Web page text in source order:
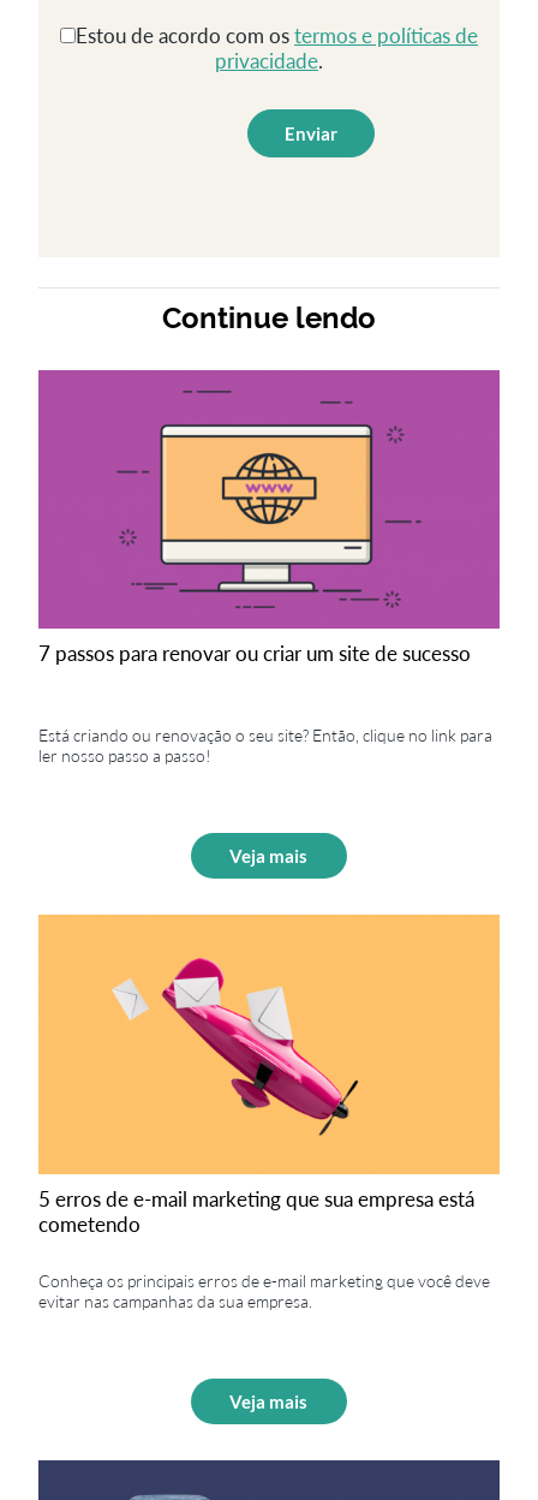
Estou de acordo com ostermos e políticas de
privacidade.
Continue lendo
7 passos para renovar ou criar um site de sucesso
Está criando ou renovação o seu site? Então, clique no link para
ler nosso passo a passo!
Veja mais
5 erros de e-mail marketing que sua empresa está
cometendo
Conheça os principais erros de e-mail marketing que você deve
evitar nas campanhas da sua empresa.
Veja mais